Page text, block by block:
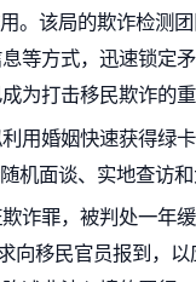
。该局的欺诈检测
等方式，迅速锁定
为打击移民欺诈的
用婚姻快速获得绿
机面谈、实地查访
诈罪，被判处一年
向移民官员报到，